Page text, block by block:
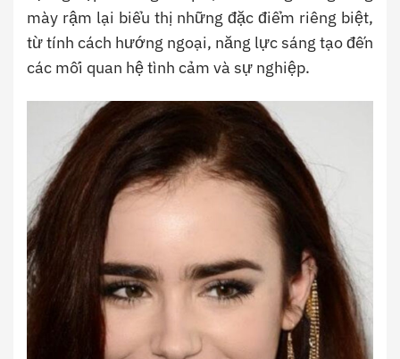
mày rậm lại biểu thị những đặc điểm riêng biệt,
từ tính cách hướng ngoại, năng lực sáng tạo đến
các mối quan hệ tình cảm và sự nghiệp.